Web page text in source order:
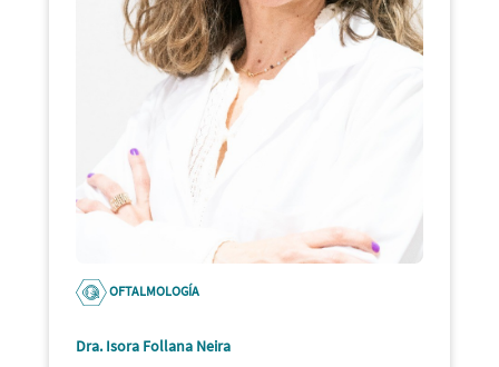
OFTALMOLOGÍA
Dra. Isora Follana Neira